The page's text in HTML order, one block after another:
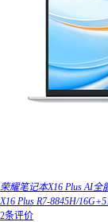
荣耀笔记本X16 Plus AI
X16 Plus R7-8845H/
2条评价